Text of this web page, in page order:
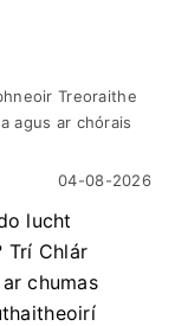
Treoraithe
agus ar chórais
04-08-2026
lucht
Trí Chlár
chumas